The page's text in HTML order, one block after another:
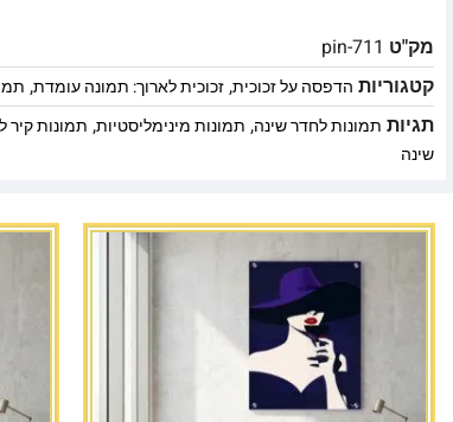
מק"ט pin-711
קטגוריות הדפסה על זכוכית,זכוכית לארוך: תמונה עומדת,
תגיות תמונות לחדר שינה, תמונות מינימליסטיות, תמונות קיר
שינה